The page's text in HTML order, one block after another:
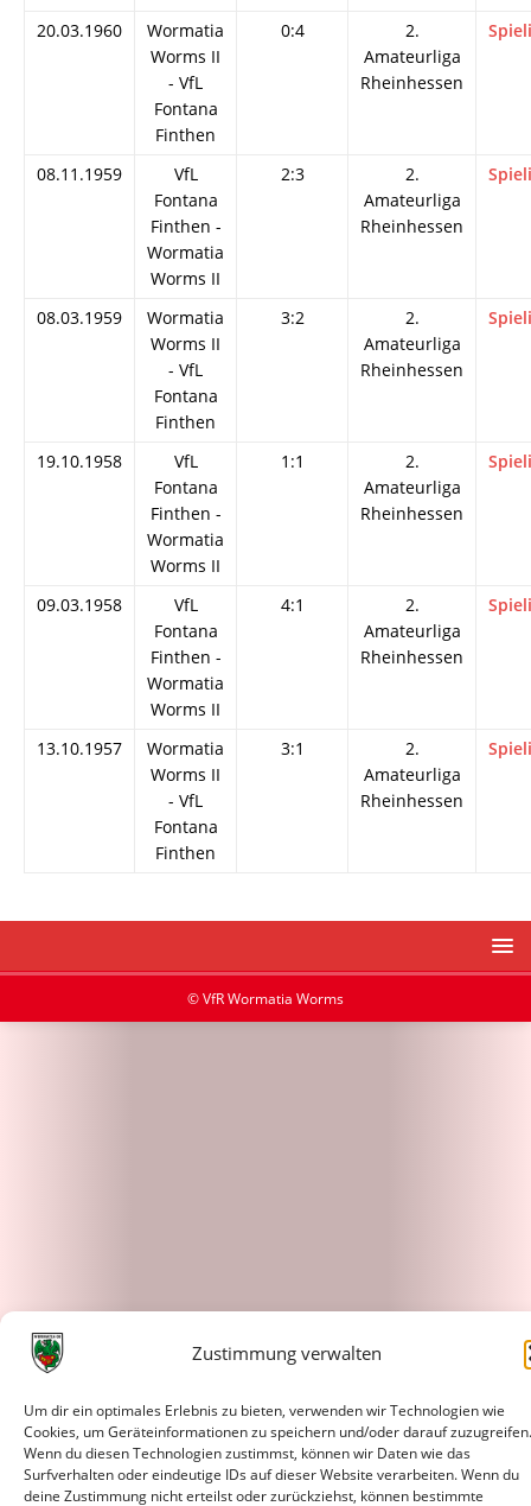
Zustimmung verwalten
Um dir ein optimales Erlebnis zu bieten, verwenden wir Technologien wie
Cookies, um Geräteinformationen zu speichern und/oder darauf zuzugreifen.
Wenn du diesen Technologien zustimmst, können wir Daten wie das
Surfverhalten oder eindeutige IDs auf dieser Website verarbeiten. Wenn du
deine Zustimmung nicht erteilst oder zurückziehst, können bestimmte
20.03.1960
Wormatia
Worms II
- VfL
Fontana
Finthen
0:4
2.
Amateurliga
Rheinhessen
08.11.1959
VfL
Fontana
Finthen -
Wormatia
Worms II
2:3
2.
Amateurliga
Rheinhessen
08.03.1959
Wormatia
Worms II
- VfL
Fontana
Finthen
3:2
2.
Amateurliga
Rheinhessen
19.10.1958
VfL
Fontana
Finthen -
Wormatia
Worms II
1:1
2.
Amateurliga
Rheinhessen
09.03.1958
VfL
Fontana
Finthen -
Wormatia
Worms II
4:1
2.
Amateurliga
Rheinhessen
13.10.1957
Wormatia
Worms II
- VfL
Fontana
Finthen
3:1
2.
Amateurliga
Rheinhessen
© VfR Wormatia Worms